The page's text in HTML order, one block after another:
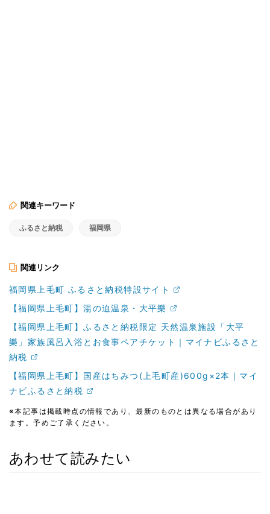
関連キーワード
ふるさと納税 福岡県
関連リンク
福岡県上毛町 ふるさと納税特設サイト
【福岡県上毛町】湯の迫温泉・大平樂
【福岡県上毛町】ふるさと納税限定 天然温泉施設「大平
樂」家族風呂入浴とお食事ペアチケット｜マイナビふるさと
納税
【福岡県上毛町】国産はちみつ(上毛町産)600g×2本｜マイ
ナビふるさと納税
※本記事は掲載時点の情報であり、最新のものとは異なる場合があり
ます。予めご了承ください。
あわせて読みたい